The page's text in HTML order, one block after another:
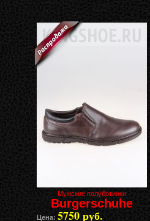
Мужские полуботинки
Burgerschuhe
Цена: 5750 руб.